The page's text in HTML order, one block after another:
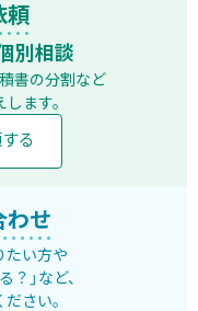
頼
別相談
書の分割など
ます。
る
わせ
たい方や
？」など、
さい。